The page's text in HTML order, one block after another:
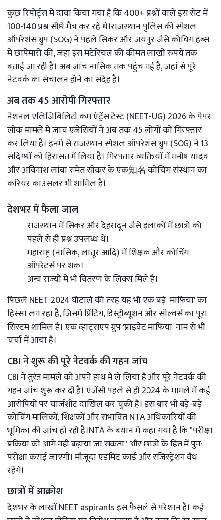
कुछ रिपोर्ट्स में दावा किया गया है कि 400+ प्रश्नों वाले इस सेट में
100-140 प्रश्न सीधे मैच कर रहे थे।राजस्थान पुलिस की स्पेशल
ऑपरेशंस ग्रुप (SOG) ने पहले सिकर और जयपुर जैसे कोचिंग हब्स
में छापेमारी की, जहां इस मटेरियल की कीमत लाखों रुपये तक
बताई जा रही है। अब जांच नासिक तक पहुंच गई है, जहां से पूरे
नेटवर्क का संचालन होने का संदेह है।
अब तक 45 आरोपीगिरफ्तार
नेशनल एलिजिबिलिटी कम एंट्रेंस टेस्ट (NEET-UG) 2026 के पेपर
लीक मामले में जांच एजेंसियों ने अब तक45 लोगोंको गिरफ्तार
कर लिया है। इनमें से राजस्थान स्पेशल ऑपरेशंस ग्रुप (SOG) ने 13
संदिग्धों को हिरासत में लिया है। गिरफ्तार व्यक्तियों में मनीष यादव
और अविनाश लांबा समेत सीकर के एक知名 कोचिंग संस्थान का
करियर काउंसलर भी शामिल है।
देशभर में फैला जाल
राजस्थान में सिकर और देहरादून जैसे इलाकों में छात्रों को
पहले से ही प्रश्न उपलब्ध थे।
महाराष्ट्र (नासिक, लातूर आदि) में शिक्षक और कोचिंग
ऑपरेटर्स पर शक।
अन्य राज्यों में भी वितरण के लिंक्स मिले हैं।
पिछले NEET 2024 घोटाले की तरह यह भी एक बड़े 'माफिया' का
हिस्सा लग रहा है, जिसमें प्रिंटिंग, डिस्ट्रीब्यूशन और सॉल्वर्स का पूरा
सिस्टम शामिल है। एक व्हाट्सएप ग्रुप 'प्राइवेट माफिया' नाम से भी
चर्चा में आया है।
CBI ने शुरू की पूरे नेटवर्क की गहन जांच
CBI ने तुरंत मामले को अपने हाथ में ले लिया है और पूरे नेटवर्क की
गहन जांच शुरू कर दी है। एजेंसी पहले से ही 2024 के मामले में कई
आरोपियों पर चार्जशीट दाखिल कर चुकी है। इस बार भी बड़े-बड़े
कोचिंग मालिकों, शिक्षकों और संभावित NTA अधिकारियों की
भूमिका की जांच हो रही है।NTA के बयान में कहा गया है कि "परीक्षा
प्रक्रिया को आगे नहीं बढ़ाया जा सकता" और छात्रों के हित में पुन:
परीक्षा कराई जाएगी। मौजूदा एडमिट कार्ड और रजिस्ट्रेशन वैध
रहेंगे।
छात्रों में आक्रोश
देशभर के लाखों NEET aspirants इस फैसले से परेशान हैं। कई